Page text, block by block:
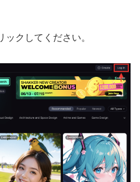
クしてください。